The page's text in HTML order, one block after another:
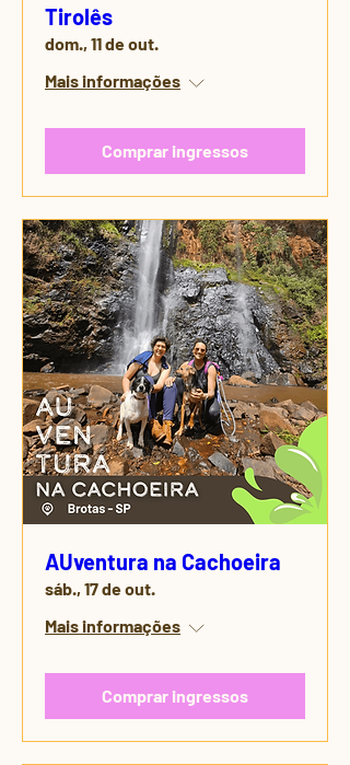
Tirolês
dom., 11 de out.
Mais informações
Comprar ingressos
AUventura na Cachoeira
sáb., 17 de out.
Mais informações
Comprar ingressos